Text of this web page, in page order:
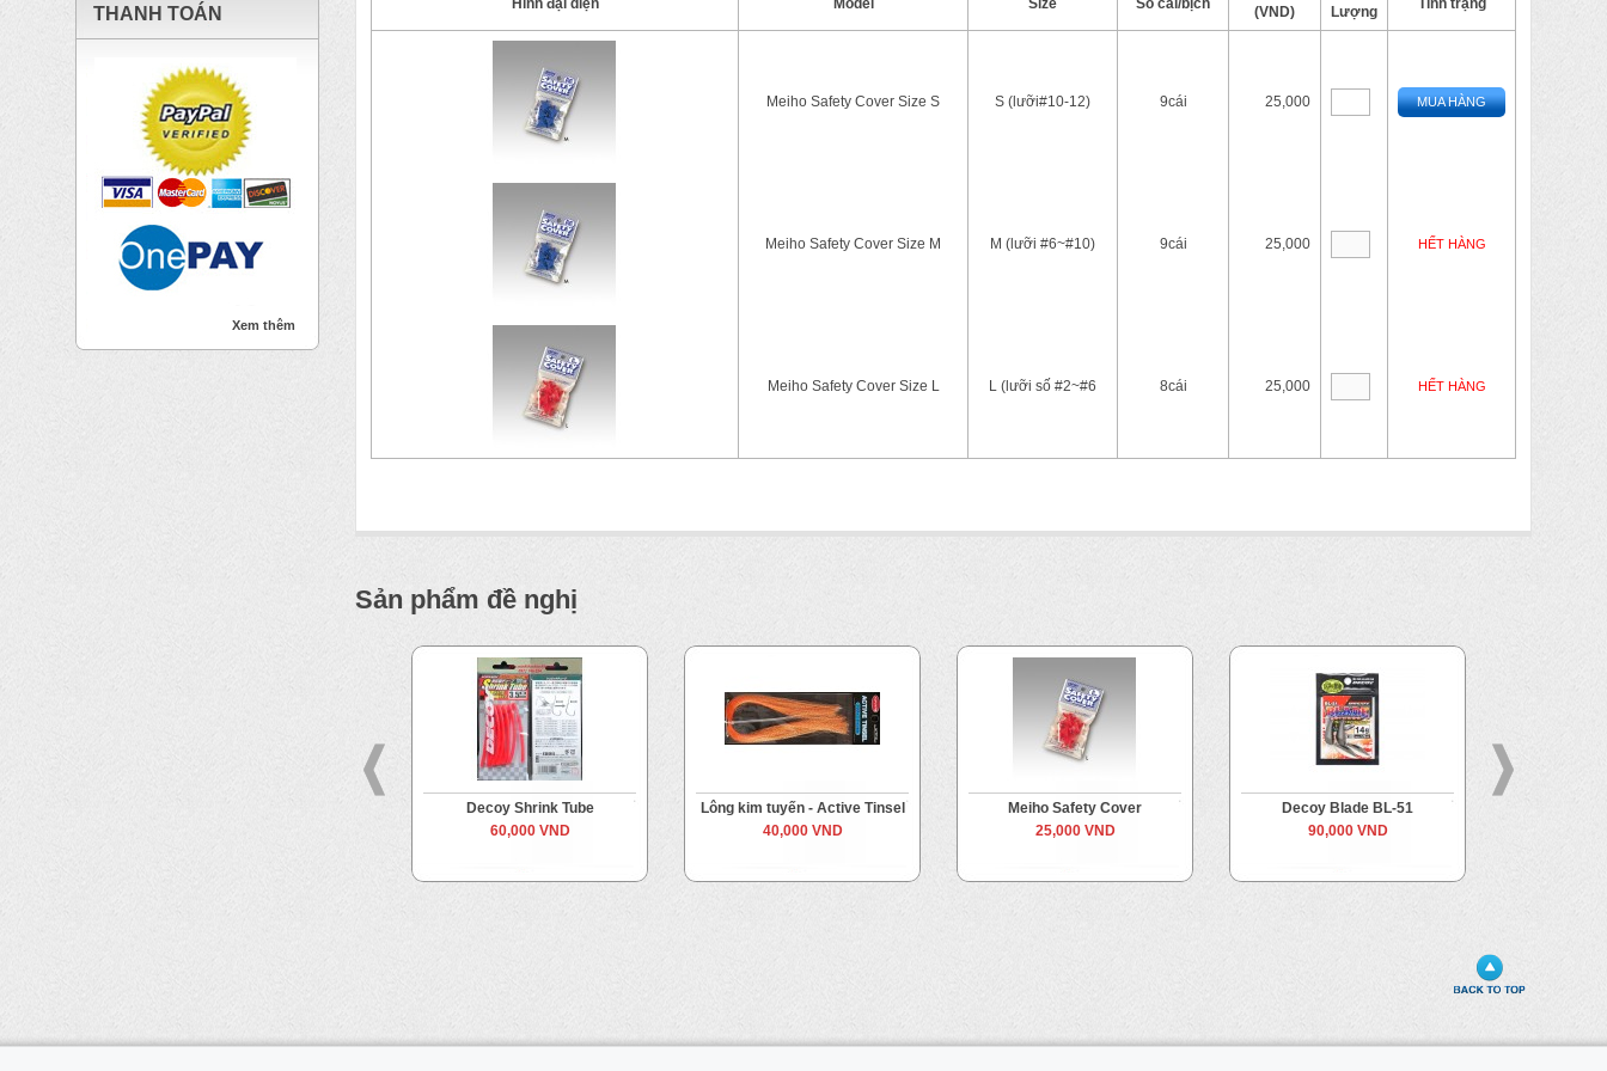
THANH TOÁN
Xem thêm
Hình đại diện Model Size Số cái/bịch
(VND)
Lượng
Tình trạng
Meiho Safety Cover Size S S (lưỡi#10-12) 9cái 25,000 MUA HÀNG
Meiho Safety Cover Size M M (lưỡi #6~#10) 9cái 25,000 HẾT HÀNG
Meiho Safety Cover Size L L (lưỡi số #2~#6 8cái 25,000 HẾT HÀNG
Sản phẩm đề nghị
Decoy Shrink Tube
60,000 VND
Lông kim tuyến - Active Tinsel
40,000 VND
Meiho Safety Cover
25,000 VND
Decoy Blade BL-51
90,000 VND